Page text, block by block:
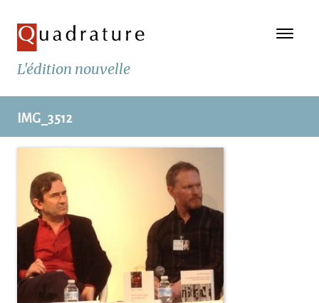
L'édition nouvelle
IMG_3512